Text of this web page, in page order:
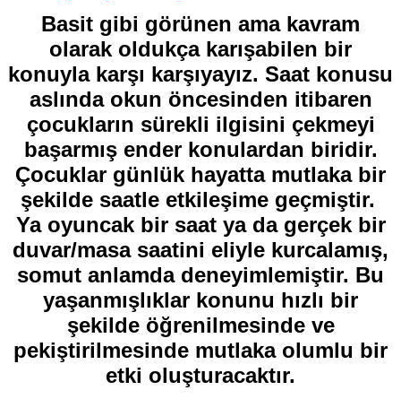
Basit gibi görünen ama kavram
olarak oldukça karışabilen bir
konuyla karşı karşıyayız. Saat konusu
aslında okun öncesinden itibaren
çocukların sürekli ilgisini çekmeyi
başarmış ender konulardan biridir.
Çocuklar günlük hayatta mutlaka bir
şekilde saatle etkileşime geçmiştir.
Ya oyuncak bir saat ya da gerçek bir
duvar/masa saatini eliyle kurcalamış,
somut anlamda deneyimlemiştir. Bu
yaşanmışlıklar konunu hızlı bir
şekilde öğrenilmesinde ve
pekiştirilmesinde mutlaka olumlu bir
etki oluşturacaktır.